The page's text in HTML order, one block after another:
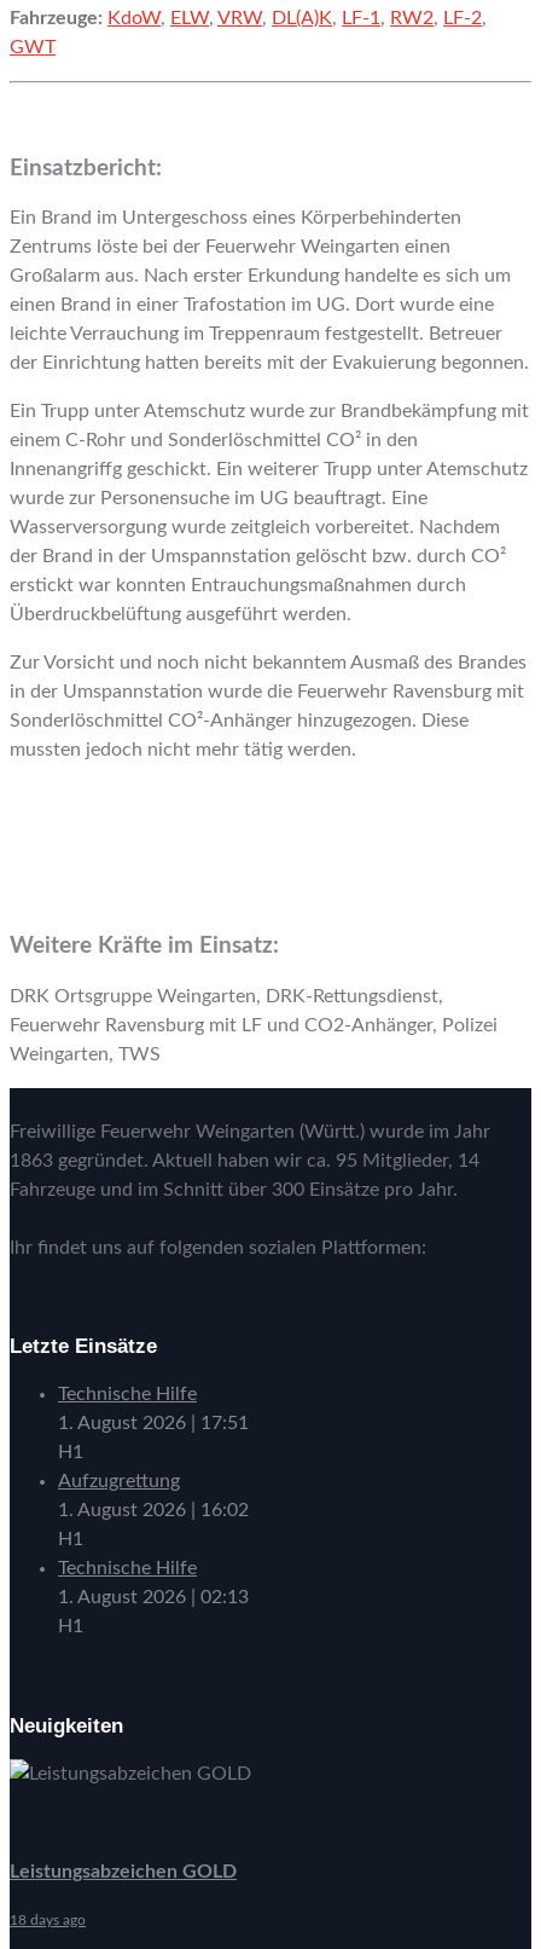
Fahrzeuge: KdoW, ELW, VRW, DL(A)K, LF-1 , RW2, LF-2,
GWT
Einsatzbericht:
Ein Brand im Untergeschoss eines Körperbehinderten
Zentrums löste bei der Feuerwehr Weingarten einen
Großalarm aus. Nach erster Erkundung handelte es sich um
einen Brand in einer Trafostation im UG. Dort wurde eine
leichte Verrauchung im Treppenraum festgestellt. Betreuer
der Einrichtung hatten bereits mit der Evakuierung begonnen.
Ein Trupp unter Atemschutz wurde zur Brandbekämpfung mit
einem C-Rohr und Sonderlöschmittel CO² in den
Innenangriffg geschickt. Ein weiterer Trupp unter Atemschutz
wurde zur Personensuche im UG beauftragt. Eine
Wasserversorgung wurde zeitgleich vorbereitet. Nachdem
der Brand in der Umspannstation gelöscht bzw. durch CO²
erstickt war konnten Entrauchungsmaßnahmen durch
Überdruckbelüftung ausgeführt werden.
Zur Vorsicht und noch nicht bekanntem Ausmaß des Brandes
in der Umspannstation wurde die Feuerwehr Ravensburg mit
Sonderlöschmittel CO²-Anhänger hinzugezogen. Diese
mussten jedoch nicht mehr tätig werden.
Weitere Kräfte im Einsatz:
DRK Ortsgruppe Weingarten, DRK-Rettungsdienst,
Feuerwehr Ravensburg mit LF und CO2-Anhänger, Polizei
Weingarten, TWS
Freiwillige Feuerwehr Weingarten (Württ.) wurde im Jahr
1863 gegründet. Aktuell haben wir ca. 95 Mitglieder, 14
Fahrzeuge und im Schnitt über 300 Einsätze pro Jahr.
Ihr findet uns auf folgenden sozialen Plattformen:
Letzte Einsätze
Technische Hilfe
1. August 2026
17:51
H1
Aufzugrettung
1. August 2026
16:02
H1
Technische Hilfe
1. August 2026
02:13
H1
Neuigkeiten
Leistungsabzeichen GOLD
18 days ago